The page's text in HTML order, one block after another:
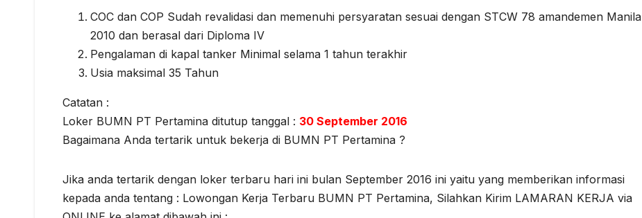
COC dan COP Sudah revalidasi dan memenuhi persyaratan sesuai dengan STCW 78 amandemen Manila
2010 dan berasal dari Diploma IV
Pengalaman di kapal tanker Minimal selama 1 tahun terakhir
Usia maksimal 35 Tahun
Catatan :
Loker BUMN PT Pertamina ditutup tanggal : 30 September 2016
Bagaimana Anda tertarik untuk bekerja di BUMN PT Pertamina ?
Jika anda tertarik dengan loker terbaru hari ini bulan September 2016 ini yaitu yang memberikan informasi
kepada anda tentang : Lowongan Kerja Terbaru BUMN PT Pertamina, Silahkan Kirim LAMARAN KERJA via